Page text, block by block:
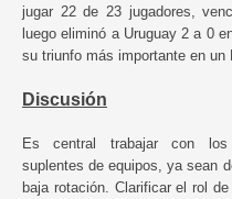
jugar 22 de 23 jugadores,
luego eliminó a Uruguay 2 a 0
su triunfo más importante en un
Discusión
Es central trabajar con
suplentes de equipos, ya sean
baja rotación. Clarificar el rol